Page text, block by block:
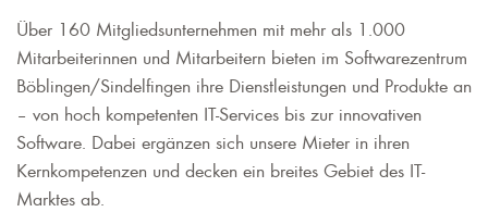
Über 160 Mitgliedsunternehmen mit mehr als 1.000
Mitarbeiterinnen und Mitarbeitern bieten im Softwarezentrum
Böblingen/Sindelfingen ihre Dienstleistungen und Produkte an
– von hoch kompetenten IT-Services bis zur innovativen
Software. Dabei ergänzen sich unsere Mieter in ihren
Kernkompetenzen und decken ein breites Gebiet des IT-
Marktes ab.